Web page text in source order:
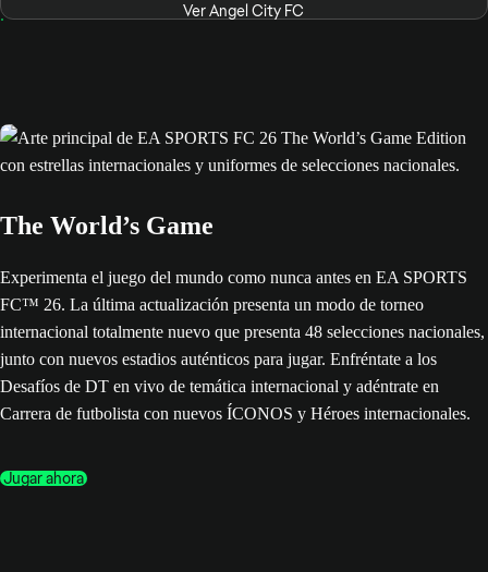
Ver Angel City FC
The World’s Game
Experimenta el juego del mundo como nunca antes en EA SPORTS
FC™ 26. La última actualización presenta un modo de torneo
internacional totalmente nuevo que presenta 48 selecciones nacionales,
junto con nuevos estadios auténticos para jugar. Enfréntate a los
Desafíos de DT en vivo de temática internacional y adéntrate en
Carrera de futbolista con nuevos ÍCONOS y Héroes internacionales.
Jugar ahora